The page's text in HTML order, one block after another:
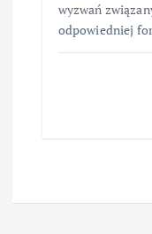
wyzwań
odpowiedniej